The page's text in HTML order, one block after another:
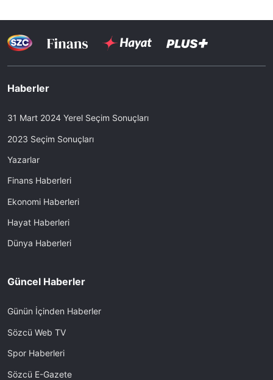
Haberler
31 Mart 2024 Yerel Seçim Sonuçları
2023 Seçim Sonuçları
Yazarlar
Finans Haberleri
Ekonomi Haberleri
Hayat Haberleri
Dünya Haberleri
Güncel Haberler
Günün İçinden Haberler
Sözcü Web TV
Spor Haberleri
Sözcü E-Gazete